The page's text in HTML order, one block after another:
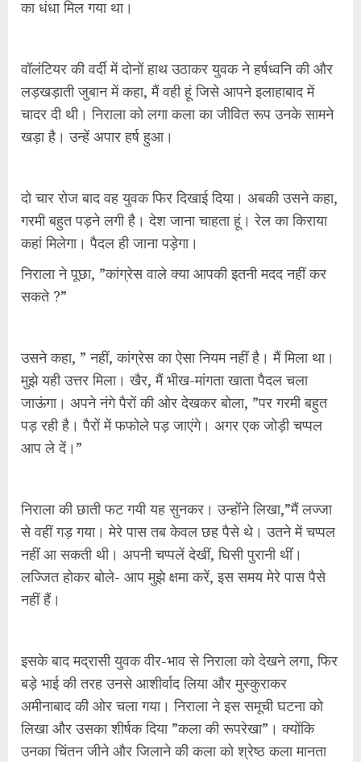
का धंधा मिल गया था।
वॉलंटियर की वर्दी में दोनों हाथ उठाकर युवक ने हर्षध्वनि की और
लड़खड़ाती जुबान में कहा, मैं वही हूं जिसे आपने इलाहाबाद में
चादर दी थी। निराला को लगा कला का जीवित रूप उनके सामने
खड़ा है। उन्हें अपार हर्ष हुआ।
दो चार रोज बाद वह युवक फिर दिखाई दिया। अबकी उसने कहा,
गरमी बहुत पड़ने लगी है। देश जाना चाहता हूं। रेल का किराया
कहां मिलेगा। पैदल ही जाना पड़ेगा।
निराला ने पूछा, ”कांग्रेस वाले क्या आपकी इतनी मदद नहीं कर
सकते ?”
उसने कहा, ” नहीं, कांग्रेस का ऐसा नियम नहीं है। मैं मिला था।
मुझे यही उत्तर मिला। खैर, मैं भीख-मांगता खाता पैदल चला
जाऊंगा। अपने नंगे पैरों की ओर देखकर बोला, ”पर गरमी बहुत
पड़ रही है। पैरों में फफोले पड़ जाएंगे। अगर एक जोड़ी चप्पल
आप ले दें।”
निराला की छाती फट गयी यह सुनकर। उन्होंंने लिखा,”मैं लज्जा
से वहीं गड़ गया। मेरे पास तब केवल छह पैसे थे। उतने में चप्पल
नहींं आ सकती थी। अपनी चप्पलें देखीं, घिसी पुरानी थींं।
लज्जित होकर बोले- आप मुझे क्षमा करें, इस समय मेरे पास पैसे
नहीं हैं।
इसके बाद मद्रासी युवक वीर-भाव से निराला को देखने लगा, फिर
बड़े भाई की तरह उनसे आशीर्वाद लिया और मुस्कुराकर
अमीनाबाद की ओर चला गया। निराला ने इस समूची घटना को
लिखा और उसका शीर्षक दिया ”कला की रूपरेखा”। क्योंकि
उनका चिंतन जीने और जिलाने की कला को श्रेष्ठ कला मानता